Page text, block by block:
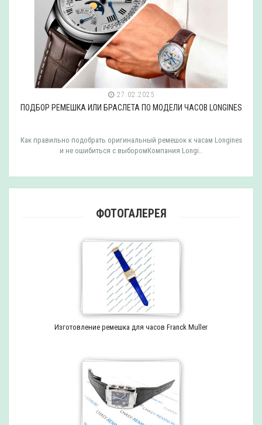
27.02.2025
ПОДБОР РЕМЕШКА ИЛИ БРАСЛЕТА ПО МОДЕЛИ ЧАСОВ LONGINES
Как правильно подобрать оригинальный ремешок к часам Longines
и не ошибиться с выборомКомпания Longi..
ФОТОГАЛЕРЕЯ
Изготовление ремешка для часов Franck Muller